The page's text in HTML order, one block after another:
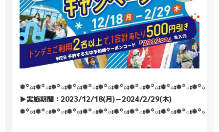
❅꙳ః❅꙳ః❅꙳ః❅꙳ః❅꙳ః❅꙳ః❅꙳ః❅꙳ః❅꙳ః❅꙳ః❅꙳ః❅꙳ః❅꙳
▶実施期間：2023/12/18(月)～2024/2/29(木)
❅꙳ః❅꙳ః❅꙳ః❅꙳ః❅꙳ః❅꙳ః❅꙳ః❅꙳ః❅꙳ః❅꙳ః❅꙳ః❅꙳ః❅꙳